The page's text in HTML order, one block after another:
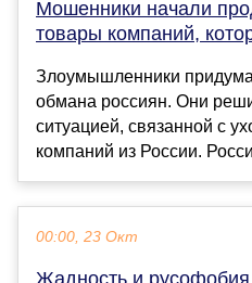
Мошенники начали
товары компаний,
Злоумышленники
обмана россиян. Они
ситуацией, связанной с
компаний из России.
00:00, 23 Окт